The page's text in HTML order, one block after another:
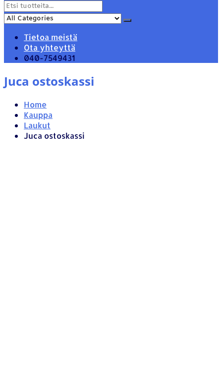
Tietoa meistä
Ota yhteyttä
040-7549431
Juca ostoskassi
Home
Kauppa
Laukut
Juca ostoskassi